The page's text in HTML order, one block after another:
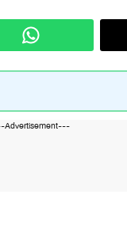
---Advertisement---